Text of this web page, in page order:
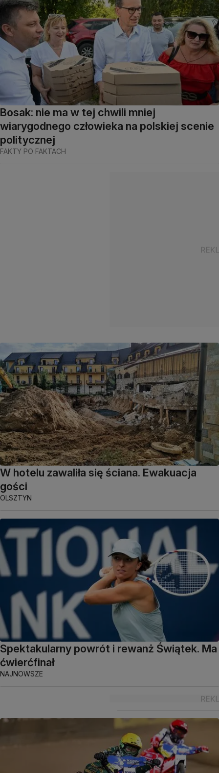
Bosak: nie ma w tej chwili mniej
wiarygodnego człowieka na polskiej scenie
politycznej
FAKTY PO FAKTACH
W hotelu zawaliła się ściana. Ewakuacja
gości
OLSZTYN
Spektakularny powrót i rewanż Świątek. Ma
ćwierćfinał
NAJNOWSZE